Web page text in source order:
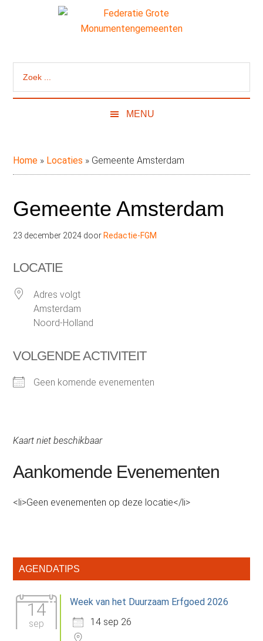
Grote
de
Federatie
Monumentengemeenten
MENU
Home » Locaties » Gemeente Amsterdam
Gemeente Amsterdam
23 december 2024 door Redactie-FGM
LOCATIE
Adres volgt
Amsterdam
Noord-Holland
VOLGENDE ACTIVITEIT
Geen komende evenementen
Kaart niet beschikbaar
Aankomende Evenementen
<li>Geen evenementen op deze locatie</li>
Primaire
AGENDATIPS
14
sep
Week van het Duurzaam Erfgoed 2026
14 sep 26